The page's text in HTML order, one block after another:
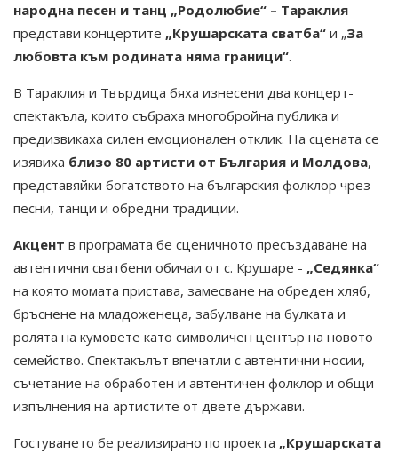
народна песен и танц „Родолюбие“ – Тараклия
представи концертите „Крушарската сватба“ и „За
любовта към родината няма граници“.
В Тараклия и Твърдица бяха изнесени два концерт-
спектакъла, които събраха многобройна публика и
предизвикаха силен емоционален отклик. На сцената се
изявиха близо 80 артисти от България и Молдова,
представяйки богатството на българския фолклор чрез
песни, танци и обредни традиции.
Акцент в програмата бе сценичното пресъздаване на
автентични сватбени обичаи от с. Крушаре - „Седянка“
на която момата пристава, замесване на обреден хляб,
бръснене на младоженеца, забулване на булката и
ролята на кумовете като символичен център на новото
семейство. Спектакълът впечатли с автентични носии,
съчетание на обработен и автентичен фолклор и общи
изпълнения на артистите от двете държави.
Гостуването бе реализирано по проекта „Крушарската